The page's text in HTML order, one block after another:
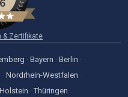
& Zertifikate
· Bayern · Berlin ·
· Nordrhein-Westfalen ·
· Thüringen